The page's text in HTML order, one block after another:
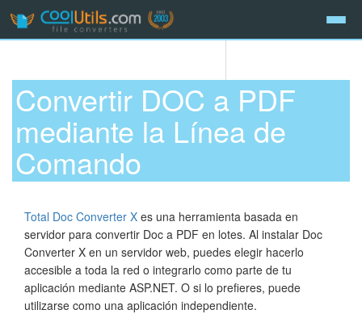
Convertir DOC a PDF
mediante la Línea de
Comando
Total Doc Converter X es una herramienta basada en
servidor para convertir Doc a PDF en lotes. Al instalar Doc
Converter X en un servidor web, puedes elegir hacerlo
accesible a toda la red o integrarlo como parte de tu
aplicación mediante ASP.NET. O si lo prefieres, puede
utilizarse como una aplicación independiente.